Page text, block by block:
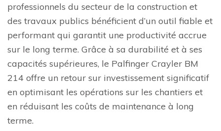
professionnels du secteur de la construction et
des travaux publics bénéficient d’un outil fiable et
performant qui garantit une productivité accrue
sur le long terme. Grâce à sa durabilité et à ses
capacités supérieures, le Palfinger Crayler BM
214 offre un retour sur investissement significatif
en optimisant les opérations sur les chantiers et
en réduisant les coûts de maintenance à long
terme.